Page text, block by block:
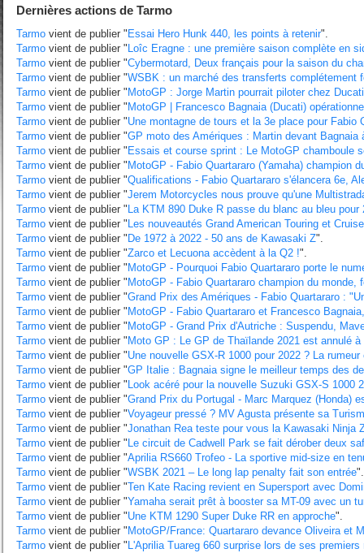
Dernières actions de Tarmo
Tarmo vient de publier " Essai Hero Hunk 440, les points à retenir".
Tarmo vient de publier " Loîc Eragne : une première saison complète en
Tarmo vient de publier "Cybermotard, Deux français pour la saison du
Tarmo vient de publier "WSBK : un marché des transferts complétement
Tarmo vient de publier " MotoGP : Jorge Martin pourrait piloter chez
Tarmo vient de publier " MotoGP | Francesco Bagnaia (Ducati)
Tarmo vient de publier "Une montagne de tours et la 3e place pour
Tarmo vient de publier "GP moto des Amériques : Martin devant
Tarmo vient de publier " Essais et course sprint : Le MotoGP chamboule
Tarmo vient de publier " MotoGP - Fabio Quartararo (Yamaha) champion
Tarmo vient de publier "Qualifications - Fabio Quartararo s'élancera 6e,
Tarmo vient de publier "Jerem Motorcycles nous prouve qu'une
Tarmo vient de publier " La KTM 890 Duke R passe du blanc au bleu pour
Tarmo vient de publier " Les nouveautés Grand American Touring et
Tarmo vient de publier " De 1972 à 2022 - 50 ans de Kawasaki Z".
Tarmo vient de publier "Zarco et Lecuona accèdent à la Q2 !".
Tarmo vient de publier " MotoGP - Pourquoi Fabio Quartararo porte le
Tarmo vient de publier " MotoGP - Fabio Quartararo champion du monde,
Tarmo vient de publier "Grand Prix des Amériques - Fabio Quartararo :
Tarmo vient de publier " MotoGP - Fabio Quartararo et Francesco
Tarmo vient de publier " MotoGP - Grand Prix d'Autriche : Suspendu,
Tarmo vient de publier " Moto GP : Le GP de Thaïlande 2021 est annulé
Tarmo vient de publier "Une nouvelle GSX-R 1000 pour 2022 ? La rumeur
Tarmo vient de publier "GP Italie : Bagnaia signe le meilleur temps des
Tarmo vient de publier " Look acéré pour la nouvelle Suzuki GSX-S 1000
Tarmo vient de publier "Grand Prix du Portugal - Marc Marquez (Honda)
Tarmo vient de publier "Voyageur pressé ? MV Agusta présente sa
Tarmo vient de publier "Jonathan Rea teste pour vous la Kawasaki Ninja
Tarmo vient de publier " Le circuit de Cadwell Park se fait dérober deux
Tarmo vient de publier "Aprilia RS660 Trofeo - La sportive mid-size en
Tarmo vient de publier "WSBK 2021 – Le long lap penalty fait son entrée".
Tarmo vient de publier "Ten Kate Racing revient en Supersport avec
Tarmo vient de publier "Yamaha serait prêt à booster sa MT-09 avec un
Tarmo vient de publier "Une KTM 1290 Super Duke RR en approche".
Tarmo vient de publier " MotoGP/France: Quartararo devance Oliveira et
Tarmo vient de publier " L'Aprilia Tuareg 660 surprise lors de ses premiers